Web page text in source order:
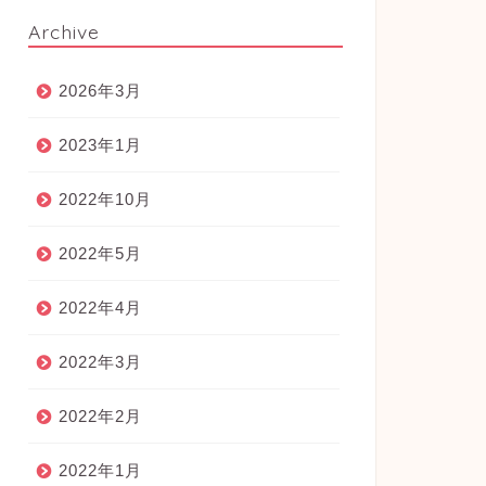
Archive
2026年3月
2023年1月
2022年10月
2022年5月
2022年4月
2022年3月
2022年2月
2022年1月